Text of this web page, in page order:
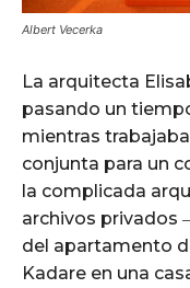
Albert Vecerka
La arquitecta
pasando un
mientras
conjunta para un
la complicada
archivos privados
del apartamento
Kadare en una